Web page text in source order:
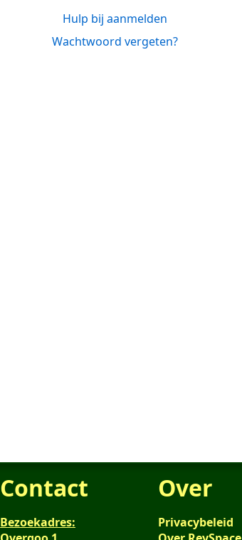
Hulp bij aanmelden
Wachtwoord vergeten?
Contact
Bezoekadres:
Over
Privacybeleid